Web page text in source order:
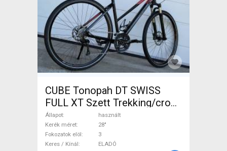
CUBE Tonopah DT SWISS
FULL XT Szett Trekking/cross
tárcsafék használt ELADÓ
Állapot
használt
Kerék méret
28"
Fokozatok elöl
3
Keres / Kínál
ELADÓ